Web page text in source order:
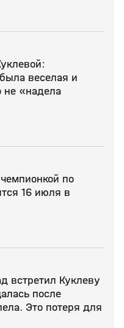
веселая и
не «надела
по
16 июля в
встретил Куклеву
после
Это потеря для